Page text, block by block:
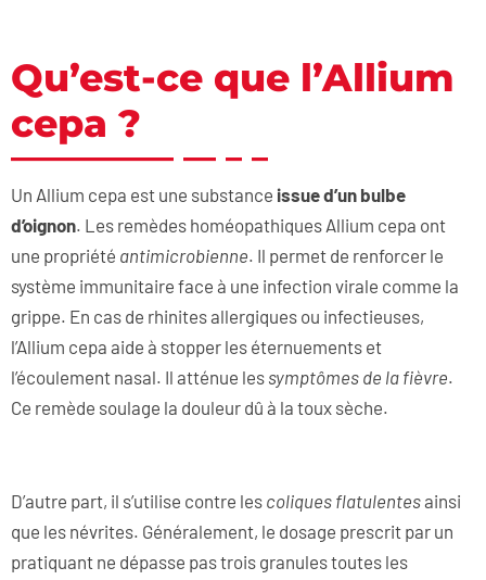
Qu’est-ce que l’Allium
cepa ?
Un Allium cepa est une substance issue d’un bulbe
d’oignon. Les remèdes homéopathiques Allium cepa ont
une propriété antimicrobienne. Il permet de renforcer le
système immunitaire face à une infection virale comme la
grippe. En cas de rhinites allergiques ou infectieuses,
l’Allium cepa aide à stopper les éternuements et
l’écoulement nasal. Il atténue les symptômes de la fièvre.
Ce remède soulage la douleur dû à la toux sèche.
D’autre part, il s’utilise contre les coliques flatulentesainsi
que les névrites. Généralement, le dosage prescrit par un
pratiquant ne dépasse pas trois granules toutes les